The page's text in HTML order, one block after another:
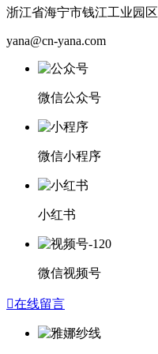
浙江省海宁市钱江工业园区
yana@cn-yana.com
微信公众号
微信小程序
小红书
微信视频号
在线留言